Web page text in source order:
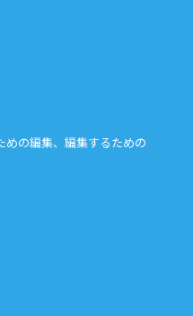
めの編集、編集するための